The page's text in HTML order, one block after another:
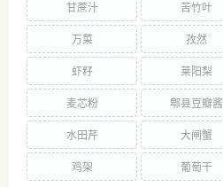
甘蔗汁 苦竹叶
万菜 孜然
虾籽 莱阳梨
麦芯粉 郫县豆瓣酱
水田芹 大闸蟹
鸡架 葡萄干